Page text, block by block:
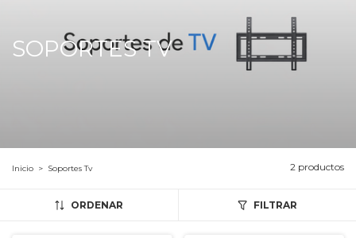
SOPORTES TV
Inicio > Soportes Tv 2 productos
ORDENAR FILTRAR